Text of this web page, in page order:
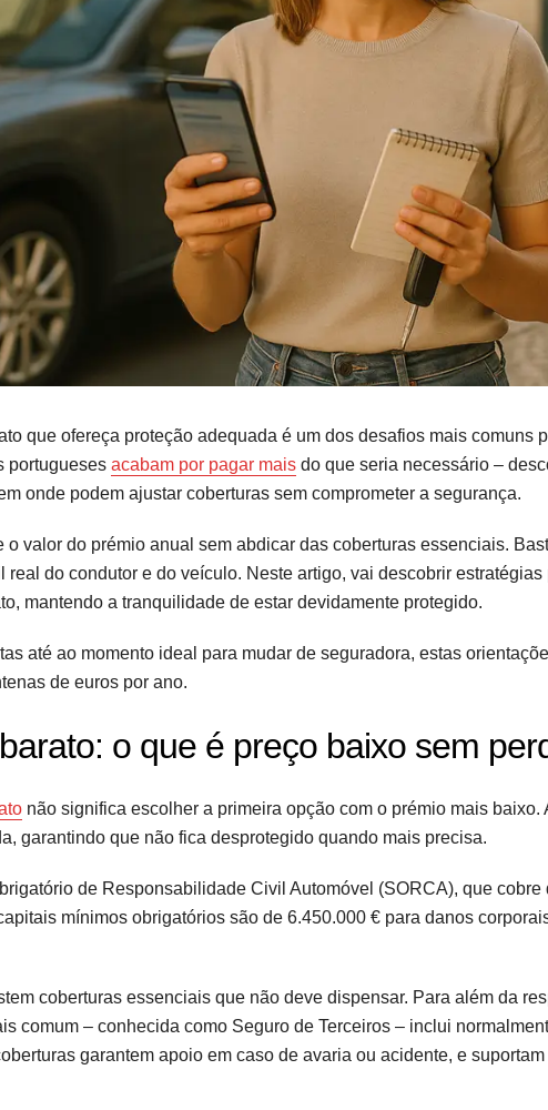
que ofereça proteção adequada é um dos desafios mais comuns
portugueses acabam por pagar mais do que seria necessário –
onde podem ajustar coberturas sem comprometer a segurança.
valor do prémio anual sem abdicar das coberturas essenciais.
real do condutor e do veículo. Neste artigo, vai descobrir
mantendo a tranquilidade de estar devidamente protegido.
até ao momento ideal para mudar de seguradora, estas
de euros por ano.
o que é preço baixo sem
não significa escolher a primeira opção com o prémio mais baixo.
garantindo que não fica desprotegido quando mais precisa.
de Responsabilidade Civil Automóvel (SORCA), que cobre
mínimos obrigatórios são de 6.450.000 € para danos
coberturas essenciais que não deve dispensar. Para além da
comum – conhecida como Seguro de Terceiros – inclui
garantem apoio em caso de avaria ou acidente, e